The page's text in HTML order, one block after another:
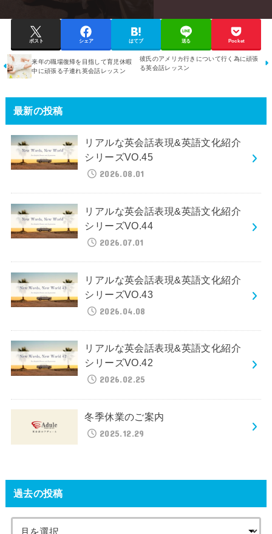
ポスト シェア はてブ 送る Pocket
来年の職場復帰を目指して育児休暇
中に頑張る子連れ英会話レッスン
彼氏のアメリカ行きについて行く為に頑張
る英会話レッスン
最新の投稿
リアルな英会話表現&英語文化紹介
シリーズVO.45
2026.08.01
リアルな英会話表現&英語文化紹介
シリーズVO.44
2026.07.01
リアルな英会話表現&英語文化紹介
シリーズVO.43
2026.04.08
リアルな英会話表現&英語文化紹介
シリーズVO.42
2026.02.25
冬季休業のご案内
2025.12.29
過去の投稿